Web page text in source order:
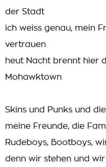
der Stadt
ich weiss genau, mein
vertrauen
heut Nacht brennt hier
Mohawktown
Skins und Punks und
meine Freunde, die
Rudeboys, Bootboys,
denn wir stehen und